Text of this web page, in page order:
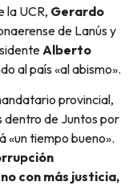
la UCR, Gerardo
de Lanús y
Alberto
al país «al abismo».
provincial,
dentro de Juntos por
«un tiempo bueno».
con más justicia,